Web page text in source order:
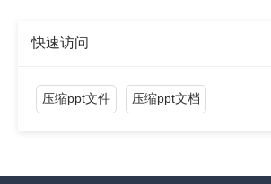
快速访问
压缩ppt文件 压缩ppt文档